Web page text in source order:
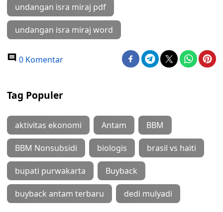
undangan isra miraj pdf
undangan isra miraj word
0 Komentar
Tag Populer
aktivitas ekonomi Antam BBM
BBM Nonsubsidi biologis brasil vs haiti
bupati purwakarta Buyback
buyback antam terbaru dedi mulyadi